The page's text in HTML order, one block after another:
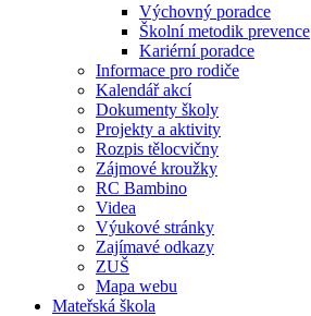
Výchovný poradce
Školní metodik prevence
Kariérní poradce
Informace pro rodiče
Kalendář akcí
Dokumenty školy
Projekty a aktivity
Rozpis tělocvičny
Zájmové kroužky
RC Bambino
Videa
Výukové stránky
Zajímavé odkazy
ZUŠ
Mapa webu
Mateřská škola